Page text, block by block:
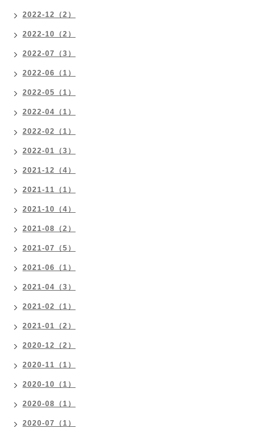
2022-12（2）
2022-10（2）
2022-07（3）
2022-06（1）
2022-05（1）
2022-04（1）
2022-02（1）
2022-01（3）
2021-12（4）
2021-11（1）
2021-10（4）
2021-08（2）
2021-07（5）
2021-06（1）
2021-04（3）
2021-02（1）
2021-01（2）
2020-12（2）
2020-11（1）
2020-10（1）
2020-08（1）
2020-07（1）